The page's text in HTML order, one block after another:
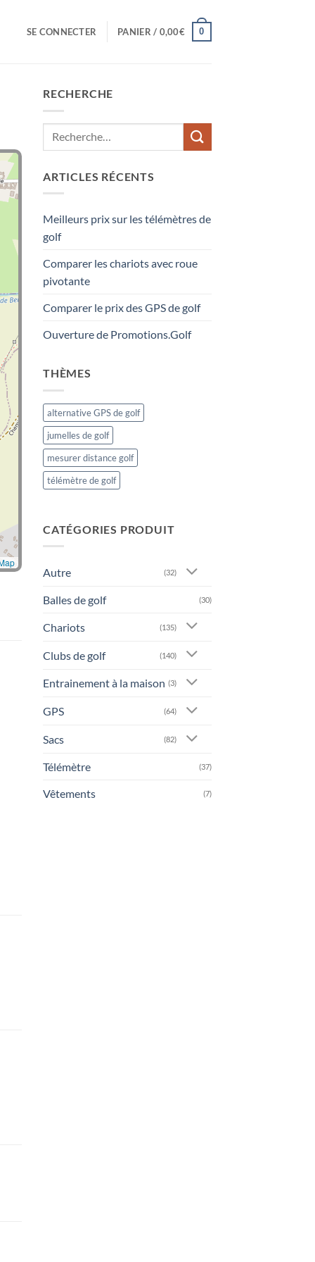
SE CONNECTER PANIER / 0,00€ 0
RECHERCHE
ARTICLES RÉCENTS
Meilleurs prix sur les télémètres de
golf
Comparer les chariots avec roue
pivotante
Comparer le prix des GPS de golf
Ouverture de Promotions.Golf
THÈMES
alternative GPS de golf
jumelles de golf
mesurer distance golf
télémètre de golf
CATÉGORIES PRODUIT
Autre (32)
Balles de golf (30)
Chariots (135)
Clubs de golf (140)
Entrainement à la maison (3)
GPS (64)
Sacs (82)
Télémètre (37)
Vêtements (7)